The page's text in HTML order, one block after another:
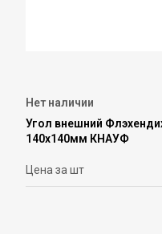
Нет наличии
Угол внешний
140х140мм КНАУФ
Цена за шт